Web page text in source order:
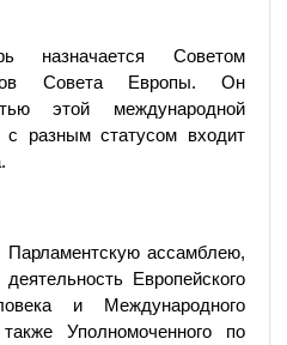
назначается Советом
Совета Европы. Он
этой международной
с разным статусом входит
ассамблею,
Европейского
и Международного
Уполномоченного по